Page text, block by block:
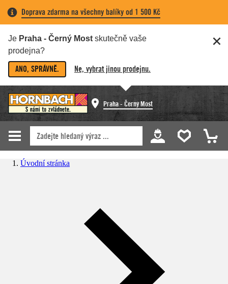
Doprava zdarma na všechny balíky od 1 500 Kč
Je Praha - Černý Most skutečně vaše
prodejna?
ANO, SPRÁVNĚ. Ne, vybrat jinou prodejnu.
Praha - Černý Most
Úvodní stránka